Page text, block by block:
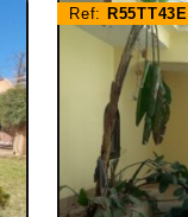
Ref: R55TT43E